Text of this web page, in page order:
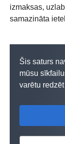
izmaksas,
samazināta
Šis saturs
mūsu
varētu